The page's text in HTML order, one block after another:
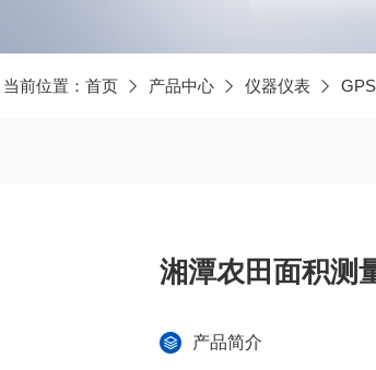
当前位置： 首页 产品中心 仪器仪表
湘潭农田面积测
产品简介